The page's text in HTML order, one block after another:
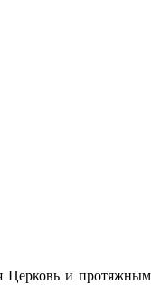
Церковь и протяжным